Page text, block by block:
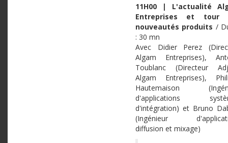
11H00 | L'actualité
Entreprises et tour
nouveautés produits /
: 30 mn
Avec Didier Perez
Algam Entreprises),
Toublanc (Directeur
Algam Entreprises),
Hautemaison
d'applications
d'intégration) et Bruno
(Ingénieur
diffusion et mixage)